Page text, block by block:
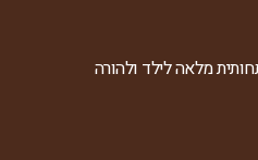
מלאה לילד ולהורה